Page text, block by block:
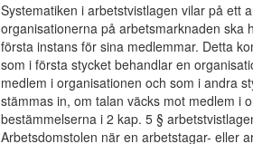
Systematiken i arbetstvistlagen vilar på ett
organisationerna på arbetsmarknaden ska
första instans för sina medlemmar. Detta
som i första stycket behandlar en
medlem i organisationen och som i andra
stämmas in, om talan väcks mot medlem i
bestämmelserna i 2 kap. 5 §
Arbetsdomstolen när en arbetstagar- eller